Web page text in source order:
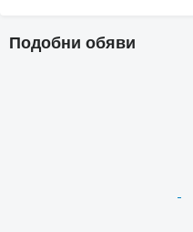
Подобни обяви